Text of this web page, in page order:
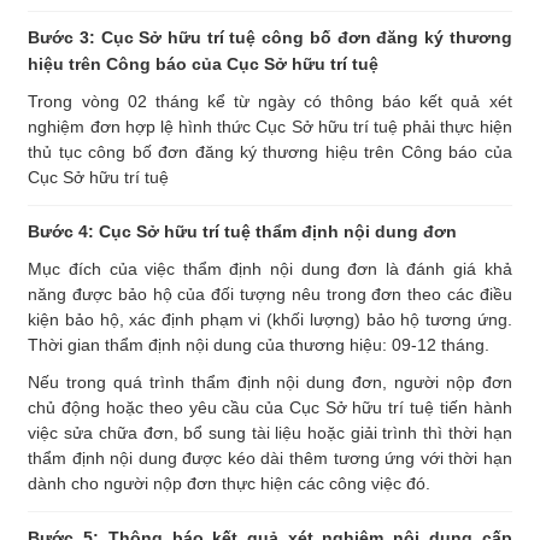
Bước 3: Cục Sở hữu trí tuệ công bố đơn đăng ký thương
hiệu trên Công báo của Cục Sở hữu trí tuệ
Trong vòng 02 tháng kể từ ngày có thông báo kết quả xét
nghiệm đơn hợp lệ hình thức Cục Sở hữu trí tuệ phải thực hiện
thủ tục công bố đơn đăng ký thương hiệu trên Công báo của
Cục Sở hữu trí tuệ
Bước 4: Cục Sở hữu trí tuệ thẩm định nội dung đơn
Mục đích của việc thẩm định nội dung đơn là đánh giá khả
năng được bảo hộ của đối tượng nêu trong đơn theo các điều
kiện bảo hộ, xác định phạm vi (khối lượng) bảo hộ tương ứng.
Thời gian thẩm định nội dung của thương hiệu: 09-12 tháng.
Nếu trong quá trình thẩm định nội dung đơn, người nộp đơn
chủ động hoặc theo yêu cầu của Cục Sở hữu trí tuệ tiến hành
việc sửa chữa đơn, bổ sung tài liệu hoặc giải trình thì thời hạn
thẩm định nội dung được kéo dài thêm tương ứng với thời hạn
dành cho người nộp đơn thực hiện các công việc đó.